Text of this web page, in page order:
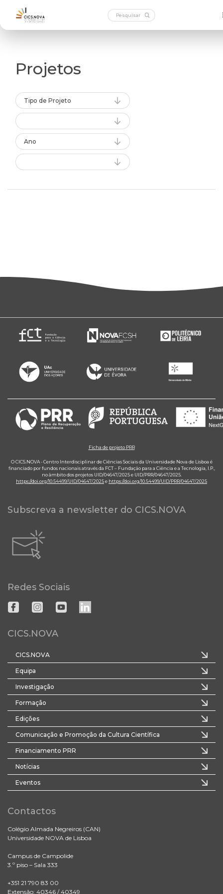
Projetos
Tipo de Projeto
Ano
Ficha de projeto PRR
O CICS.NOVA - Centro Interdisciplinar de Ciências Sociais da Universidade Nova de Lisboa é
financiado por fundos nacionais através da FCT – Fundação para a Ciência e a Tecnologia, I.P.,
no âmbito dos projetos UID/04647/2025 e UID/PRR/04647/2025.
https://doi.org/10.54499/UID/04647/2025e https://doi.org/10.54499/UID/PRR/04647/2025
Subscreva a newsletter do CICS.NOVA
Redes Sociais
CICS.NOVA
CICS.NOVA
Equipa
Investigação
Formação
Edições
Comunicação e Promoção da Cultura Científica
Financiamento PRR
Notícias
Eventos
Contactos
Colégio Almada Negreiros (CAN)
Universidade NOVA de Lisboa
Campus de Campolide
3.º piso – Sala 333
+351 21 790 83 00
Extensão: 40346 / 40349